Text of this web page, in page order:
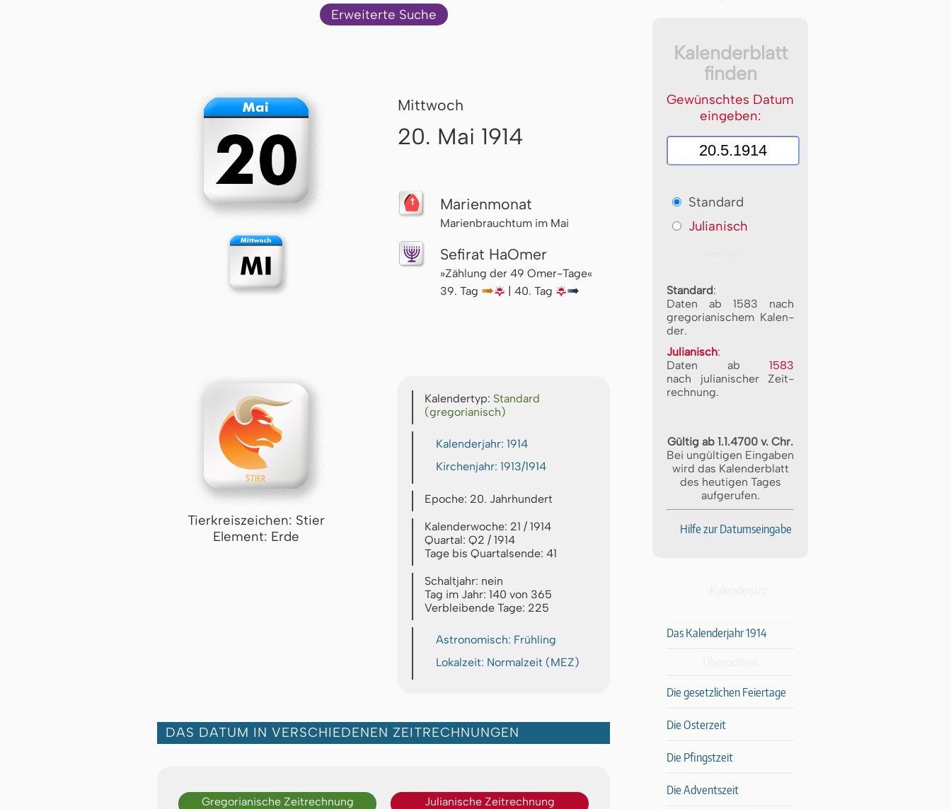
Erweiterte Suche
Mittwoch
20. Mai 1914
Marienmonat
Marienbrauchtum im Mai
Sefirat HaOmer
»Zählung der 49 Omer-Tage«
39. Tag ↦🌇 | 40. Tag 🌇↦
Tierkreiszeichen: Stier
Element: Erde
Kalendertyp: Standard
(gregorianisch)
Kalenderjahr: 1914
Kirchenjahr: 1913/1914
Epoche: 20. Jahrhundert
Kalenderwoche: 21 / 1914
Quartal: Q2 / 1914
Tage bis Quartalsende: 41
Schaltjahr: nein
Tag im Jahr: 140 von 365
Verbleibende Tage: 225
Astronomisch: Frühling
Lokalzeit: Normalzeit (MEZ)
DAS DATUM IN VERSCHIEDENEN ZEITRECHNUNGEN
Gregorianische Zeitrechnung
Julianische Zeitrechnung
Kalenderblatt
finden
Gewünschtes Datum
eingeben:
Standard
Julianisch
Standard:
Daten ab 1583 nach
gre­go­ri­a­ni­schem Ka­len­
der.
Julianisch:
Daten ab 1583
nach ju­li­a­ni­scher Zeit­
rech­nung.
Gültig ab 1.1.4700 v. Chr.
Bei ungültigen Eingaben
wird das Kalenderblatt
des heutigen Tages
aufgerufen.
Hilfe zur Datumseingabe
Das Kalenderjahr 1914
Die gesetzlichen Feiertage
Die Osterzeit
Die Pfingstzeit
Die Adventszeit